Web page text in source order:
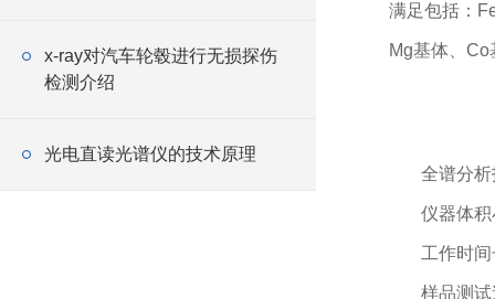
x-ray对汽车轮毂进行无损探伤
检测介绍
光电直读光谱仪的技术原理
满足包括：
Mg基体、 Co
全谱分
仪器体
工作时
样品测